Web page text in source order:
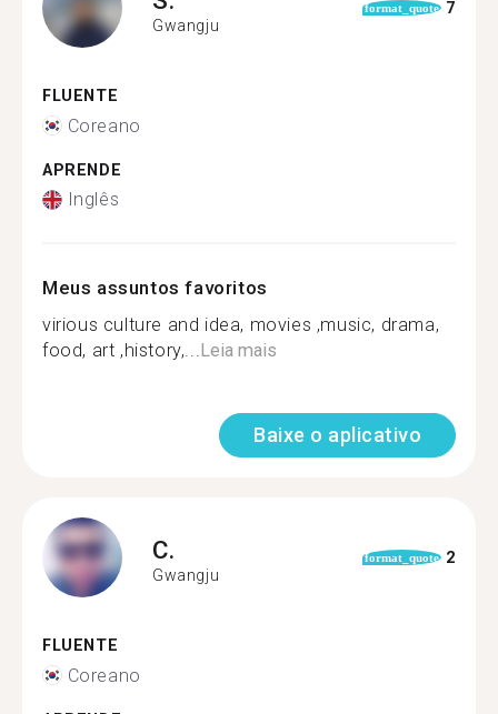
Gwangju
format_quote 7
FLUENTE
Coreano
APRENDE
Inglês
Meus assuntos favoritos
virious culture and idea, movies ,music, drama,
food, art ,history,...Leia mais
Baixe o aplicativo
C.
Gwangju
format_quote 2
FLUENTE
Coreano